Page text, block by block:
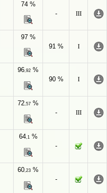
74 %
-
III
97 %
91 %
I
96,92 %
90 %
I
72,57 %
-
III
64,1%
-
60,23 %
-